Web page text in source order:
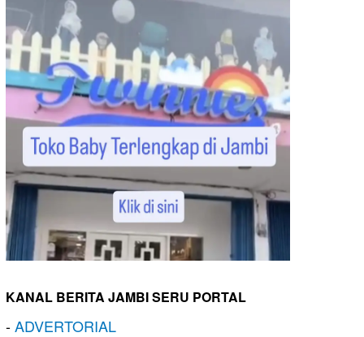
KANAL BERITA JAMBI SERU PORTAL
-ADVERTORIAL